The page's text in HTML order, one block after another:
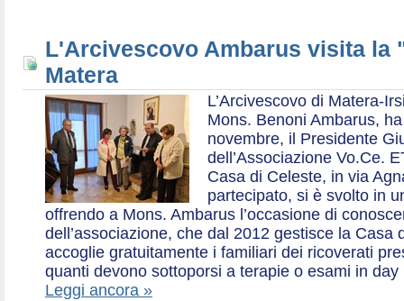
L'Arcivescovo Ambarus visita la
Matera
L’Arcivescovo di Matera-
Mons. Benoni Ambarus,
novembre, il Presidente
dell’Associazione Vo.Ce.
Casa di Celeste, in via
partecipato, si è svolto in
offrendo a Mons. Ambarus l’occasione di
dell’associazione, che dal 2012 gestisce la Casa
accoglie gratuitamente i familiari dei ricoverati
quanti devono sottoporsi a terapie o esami in day
Leggi ancora »